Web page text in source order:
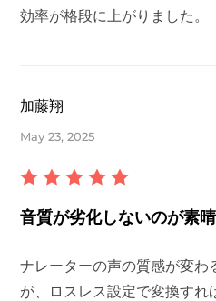
効率が格段に上がりました。
加藤翔
May 23, 2025
音質が劣化しないのが素
ナレーターの声の質感が変わ
が、ロスレス設定で変換すれ